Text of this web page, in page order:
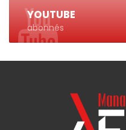
YOUTUBE
abonnés